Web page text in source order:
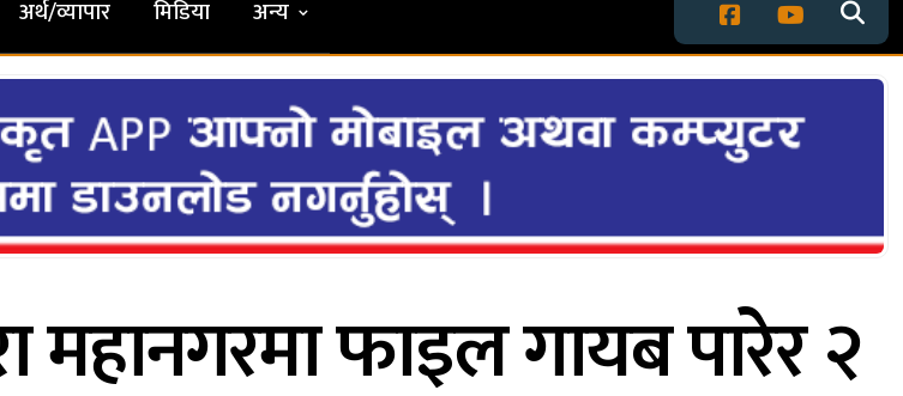
अर्थ/व्यापार मिडिया अन्य
फाइल गायब पारेर २